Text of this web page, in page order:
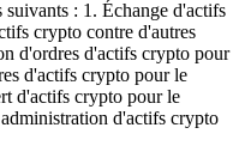
: 1. Échange d'actifs
crypto contre d'autres
d'ordres d'actifs crypto pour
d'actifs crypto pour le
d'actifs crypto pour le
d'actifs crypto